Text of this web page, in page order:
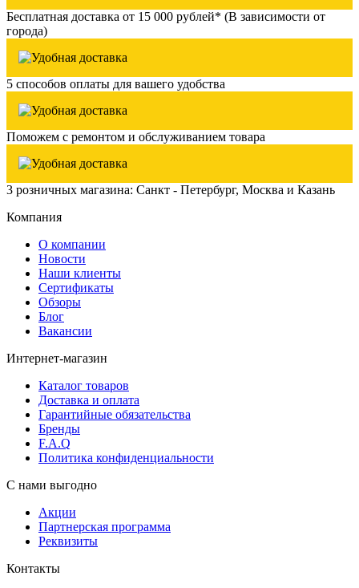
Бесплатная доставка от 15 000 рублей* (В зависимости от
города)
5 способов оплаты для вашего удобства
Поможем с ремонтом и обслуживанием товара
3 розничных магазина: Санкт - Петербург, Москва и Казань
Компания
О компании
Новости
Наши клиенты
Сертификаты
Обзоры
Блог
Вакансии
Интернет-магазин
Каталог товаров
Доставка и оплата
Гарантийные обязательства
Бренды
F.A.Q
Политика конфиденциальности
С нами выгодно
Акции
Партнерская программа
Реквизиты
Контакты